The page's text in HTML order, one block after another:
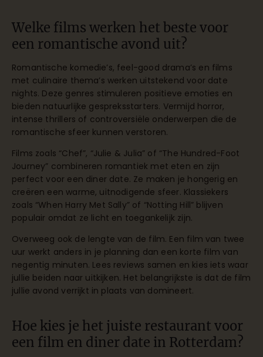
Welke films werken het beste voor
een romantische avond uit?
Romantische komedie’s, feel-good drama’s en films
met culinaire thema’s werken uitstekend voor date
nights. Deze genres stimuleren positieve emoties en
bieden natuurlijke gespreksstarters. Vermijd horror,
intense thrillers of controversiële onderwerpen die de
romantische sfeer kunnen verstoren.
Films zoals “Chef”, “Julie & Julia” of “The Hundred-Foot
Journey” combineren romantiek met eten en zijn
perfect voor een diner date. Ze maken je hongerig en
creëren een warme, uitnodigende sfeer. Klassiekers
zoals “When Harry Met Sally” of “Notting Hill” blijven
populair omdat ze licht en toegankelijk zijn.
Overweeg ook de lengte van de film. Een film van twee
uur werkt anders in je planning dan een korte film van
negentig minuten. Lees reviews samen en kies iets waar
jullie beiden naar uitkijken. Het belangrijkste is dat de film
jullie avond verrijkt in plaats van domineert.
Hoe kies je het juiste restaurant voor
een film en diner date in Rotterdam?